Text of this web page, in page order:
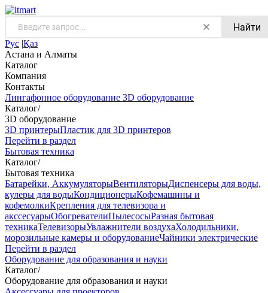
Найти
Рус |Қаз
Астана и Алматы
Каталог
Компания
Контакты
Лингафонное оборудование 3D оборудование
Каталог/
3D оборудование
3D принтерыПластик для 3D принтеров
Перейти в раздел
Бытовая техника
Каталог/
Бытовая техника
Батарейки, АккумуляторыВентиляторыДиспенсеры для воды,
кулеры для водыКондиционерыКофемашины и
кофемолкиКрепления для телевизора и
акссесуарыОбогревателиПылесосыРазная бытовая
техникаТелевизорыУвлажнители воздухаХолодильники,
морозильные камеры и оборудованиеЧайники электрические
Перейти в раздел
Оборудование для образования и науки
Каталог/
Оборудование для образования и науки